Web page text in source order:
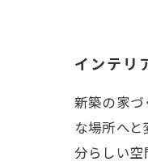
インテリ
新築の家
な場所へ
分らしい